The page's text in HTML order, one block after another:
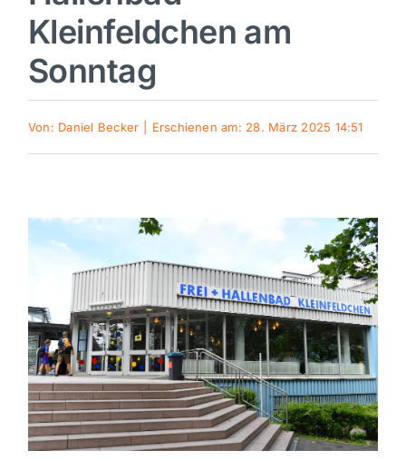
Sport
Panorama
Verkehrsmeldungen
Polizeimeldungen
Themen und Termine
Kleinfeldchen am
Sonntag
Von: Daniel Becker Erschienen am: 28. März 2025 14:51